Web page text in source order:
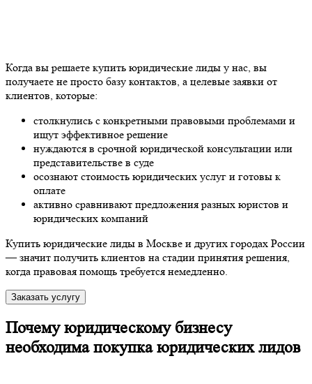
Когда вы решаете купить юридические лиды у нас, вы
получаете не просто базу контактов, а целевые заявки от
клиентов, которые:
столкнулись с конкретными правовыми проблемами и
ищут эффективное решение
нуждаются в срочной юридической консультации или
представительстве в суде
осознают стоимость юридических услуг и готовы к
оплате
активно сравнивают предложения разных юристов и
юридических компаний
Купить юридические лиды в Москве и других городах России
— значит получить клиентов на стадии принятия решения,
когда правовая помощь требуется немедленно.
Заказать услугу
Почему юридическому бизнесу
необходима покупка юридических лидов